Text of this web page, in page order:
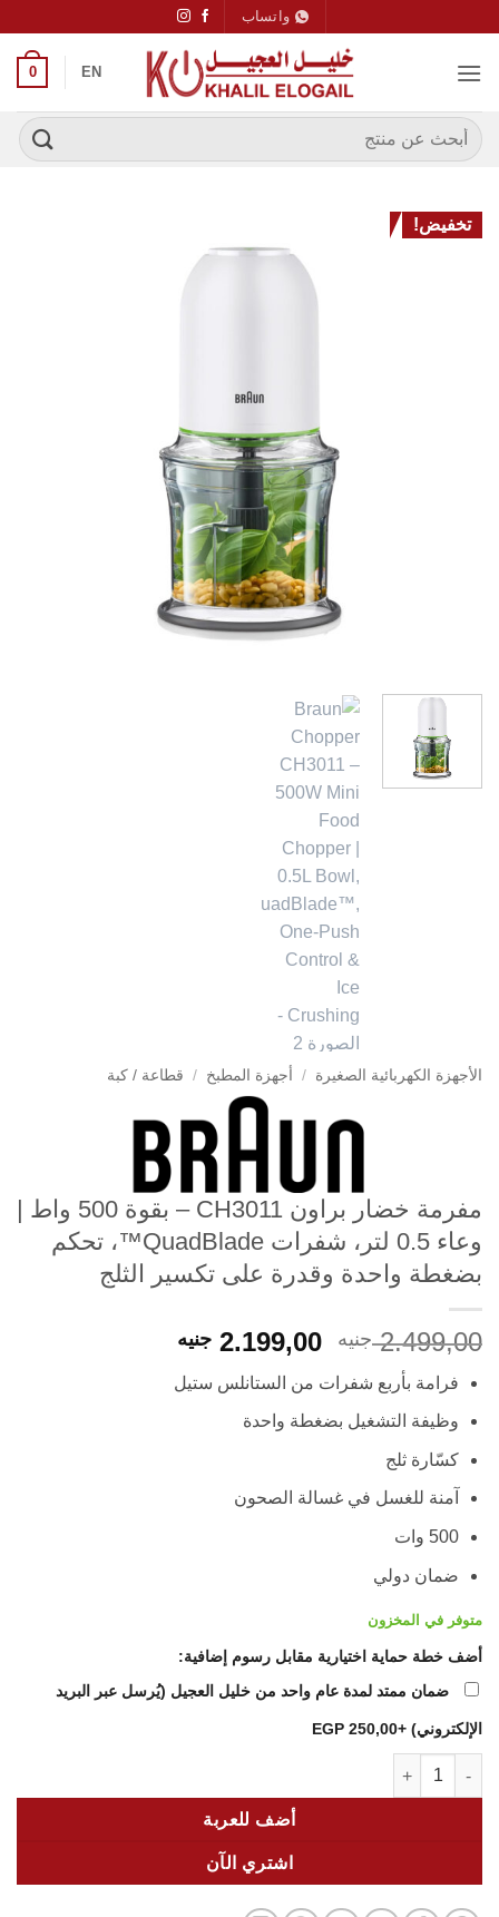
واتساب
EN
0
البحث
عن:
تخفيض!
الأجهزة الكهربائية الصغيرة / أجهزة المطبخ / قطاعة / كبة
مفرمة خضار براون CH3011 – بقوة 500 واط |
وعاء 0.5 لتر، شفرات QuadBlade™، تحكم
بضغطة واحدة وقدرة على تكسير الثلج
2.499,00 جنيه
السعر
الأصلي
هو:
2.499,00 EGP.
2.199,00 جنيه
هو:فرامة بأربع شفرات من الستانلس ستيل
وظيفة التشغيل بضغطة واحدة
كسّارة ثلج
آمنة للغسل في غسالة الصحون
500 وات
ضمان دولي
متوفر في المخزون
أضف خطة حماية اختيارية مقابل رسوم إضافية:
ضمان ممتد لمدة عام واحد من خليل العجيل (يُرسل عبر البريد
الإلكتروني) +250,00 EGP
أضف للعربة
اشتري الآن